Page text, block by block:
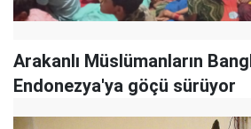
Arakanlı Müslümanların
Endonezya'ya göçü sürüyor